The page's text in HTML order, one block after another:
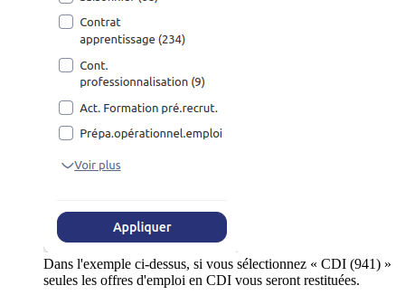
Dans l'exemple ci-dessus, si vous sélectionnez « CDI (941) »
seules les offres d'emploi en CDI vous seront restituées.